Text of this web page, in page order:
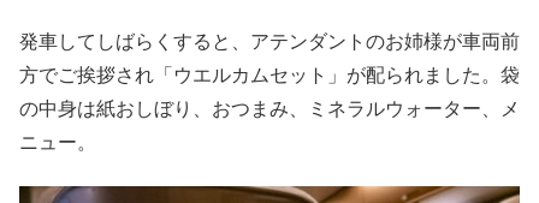
発車してしばらくすると、アテンダントのお姉様が車両前
方でご挨拶され「ウエルカムセット」が配られました。袋
の中身は紙おしぼり、おつまみ、ミネラルウォーター、メ
ニュー。